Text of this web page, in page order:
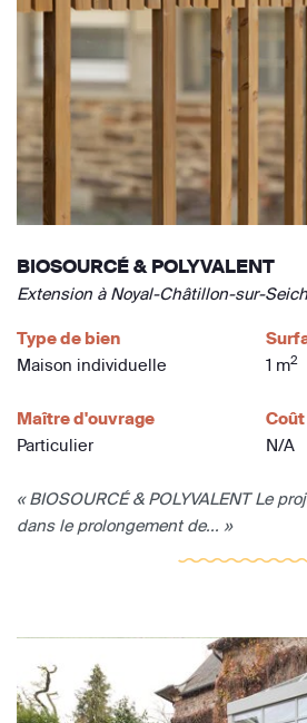
BIOSOURCÉ & POLYVALENT
Extension à Noyal-Châtillon-sur-
Type de bien
Maison individuelle
1 m2
Maître d'ouvrage
Particulier
N/A
« BIOSOURCÉ & POLYVALENT Le
dans le prolongement de... »